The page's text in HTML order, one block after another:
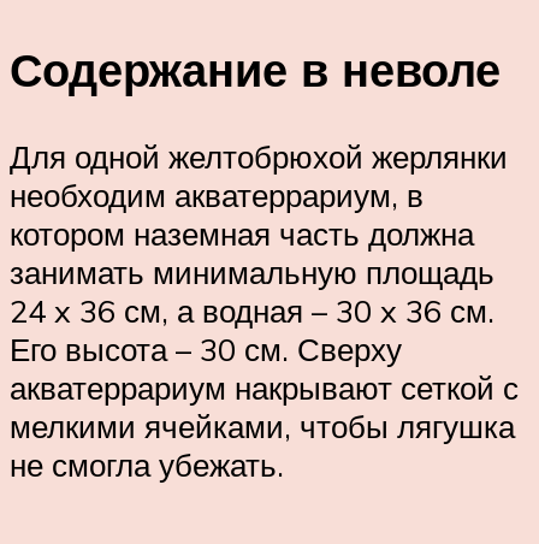
Содержание в неволе
Для одной желтобрюхой жерлянки
необходим акватеррариум, в
котором наземная часть должна
занимать минимальную площадь
24 x 36 см, а водная – 30 x 36 см.
Его высота – 30 см. Сверху
акватеррариум накрывают сеткой с
мелкими ячейками, чтобы лягушка
не смогла убежать.